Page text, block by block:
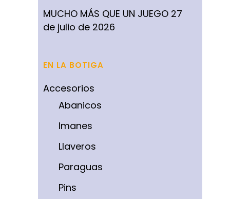
MUCHO MÁS QUE UN JUEGO 27
de julio de 2026
EN LA BOTIGA
Accesorios
Abanicos
Imanes
Llaveros
Paraguas
Pins